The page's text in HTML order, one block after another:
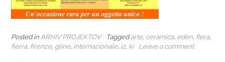
Posted inARHIV PROJEKTOV Taggedarte, ceramica, eden, fiera,
fierra, firenze, gline, internazionale, iz, ki Leave a comment